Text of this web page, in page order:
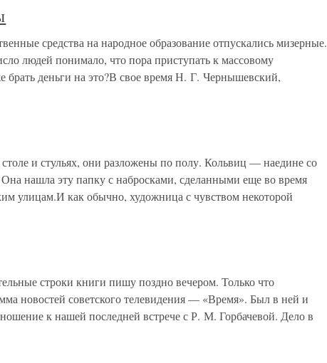
средства на народное образование отпускались мизерные.
людей понимало, что пора приступать к массовому
брать деньги на это?В свое время Н. Г. Чернышевский,
и стульях, они разложены по полу. Кольвиц — наедине со
нашла эту папку с набросками, сделанными еще во время
улицам.И как обычно, художница с чувством некоторой
строки книги пишу поздно вечером. Только что
новостей советского телевидения — «Время». Был в ней и
к нашей последней встрече с Р. М. Горбачевой. Дело в